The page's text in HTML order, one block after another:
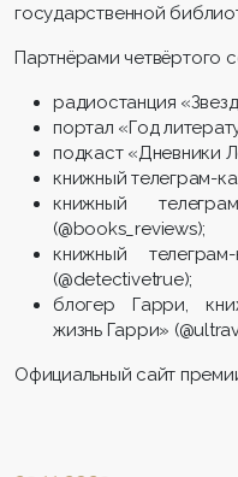
государственной
Партнёрами четвёртого
радиостанция
портал «Год
подкаст «Дневники
книжный телеграм-
книжный
(@books_reviews);
книжный
(@detectivetrue);
блогер Гарри,
жизнь Гарри»
Официальный сайт